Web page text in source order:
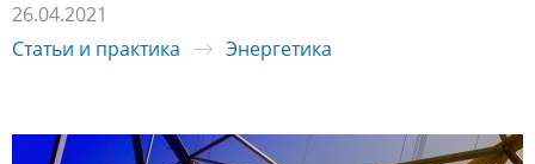
26.04.2021
Статьи и практика
Энергетика